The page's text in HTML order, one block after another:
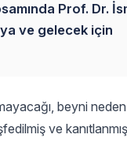
Prof. Dr.
ve gelecek için
beyni neden
ve kanıtlanmış